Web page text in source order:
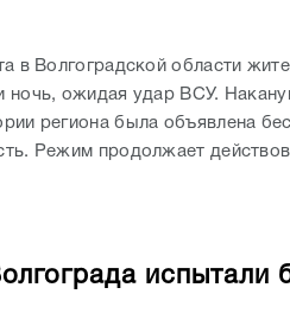
в Волгоградской области
ночь, ожидая удар ВСУ.
региона была объявлена
Режим продолжает
испытали